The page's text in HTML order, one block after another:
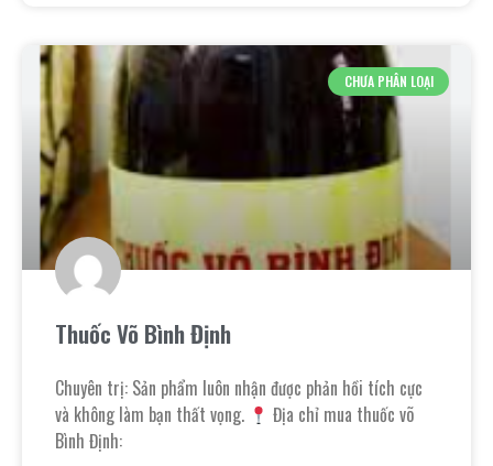
CHƯA PHÂN LOẠI
Thuốc Võ Bình Định
Chuyên trị: Sản phẩm luôn nhận được phản hồi tích cực
và không làm bạn thất vọng.
Địa chỉ mua thuốc võ
Bình Định: